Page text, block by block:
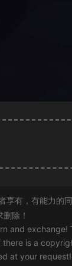
有，有能力的
除！
and
is a
at your request!